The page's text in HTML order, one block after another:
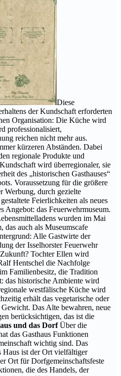
Diese
der Kundschaft erforderten
Organisation: Die Küche wird
professionalisiert,
reichen nicht mehr aus.
kürzeren Abständen. Dabei
regionale Produkte und
wird überregionaler, sie
des „historischen Gasthauses“
Voraussetzung für die größere
Werbung, durch gezielte
Feierlichkeiten als neues
Angebot: das Feuerwehrmuseum.
wurden im Mai
das auch als Museumscafe
Alle Gastwirte der
der Isselhorster Feuerwehr
Tochter Ellen wird
Hentschel die Nachfolge
Familienbesitz, die Tradition
das historische Ambiente wird
westfälische Küche wird
erhält das vegetarische oder
Das Alte bewahren, neue
berücksichtigen, das ist die
und das DorfÜber die
das Gasthaus Funktionen
wichtig sind. Das
Haus ist der Ort vielfältiger
Ort für Dorfgemeinschaftsfeste
die des Handels, der